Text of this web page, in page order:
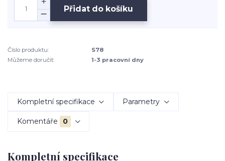
Přidat do košíku
Číslo produktu:
S78
Můžeme doručit:
1-3 pracovní dny
Kompletní specifikace Parametry
Komentáře 0
Kompletní specifikace